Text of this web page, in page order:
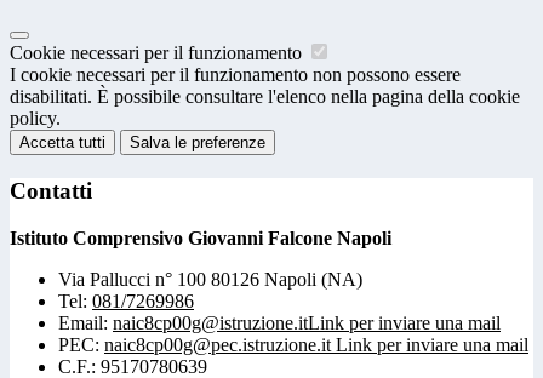
Cookie necessari per il funzionamento
I cookie necessari per il funzionamento non possono essere
disabilitati. È possibile consultare l'elenco nella pagina della cookie
policy.
Accetta tutti Salva le preferenze
Contatti
Istituto Comprensivo Giovanni Falcone Napoli
Via Pallucci n° 100 80126 Napoli (NA)
Tel: 081/7269986
Email: naic8cp00g@istruzione.itLink per inviare una mail
PEC: naic8cp00g@pec.istruzione.it Link per inviare una mail
C.F.: 95170780639